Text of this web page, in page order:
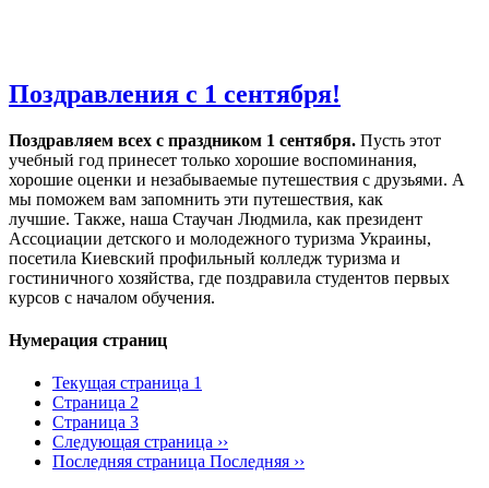
Поздравления с 1 сентября!
Поздравляем всех с праздником 1 сентября. Пусть этот
учебный год принесет только хорошие воспоминания,
хорошие оценки и незабываемые путешествия с друзьями. А
мы поможем вам запомнить эти путешествия, как
лучшие. Также, наша Стаучан Людмила, как президент
Ассоциации детского и молодежного туризма Украины,
посетила Киевский профильный колледж туризма и
гостиничного хозяйства, где поздравила студентов первых
курсов с началом обучения.
Нумерация страниц
Текущая страница 1
Страница 2
Страница 3
Следующая страница ››
Последняя страница Последняя ››